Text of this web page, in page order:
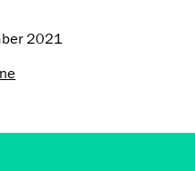
2021